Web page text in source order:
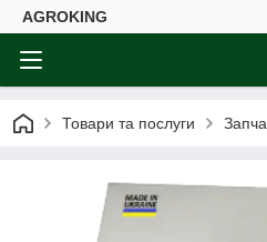
AGROKING
Товари та послуги